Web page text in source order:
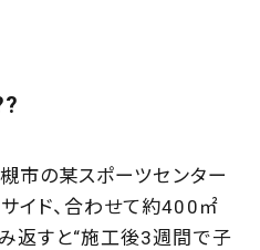
市の某スポーツセンター
イド、合わせて約400㎡
返すと“施工後3週間で子